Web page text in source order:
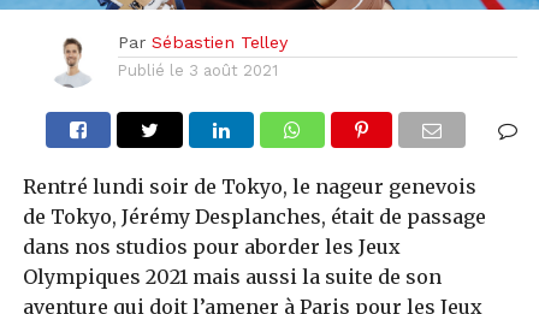
Par Sébastien Telley
Publié le 3 août 2021
Rentré lundi soir de Tokyo, le nageur genevois
de Tokyo, Jérémy Desplanches, était de passage
dans nos studios pour aborder les Jeux
Olympiques 2021 mais aussi la suite de son
aventure qui doit l’amener à Paris pour les Jeux